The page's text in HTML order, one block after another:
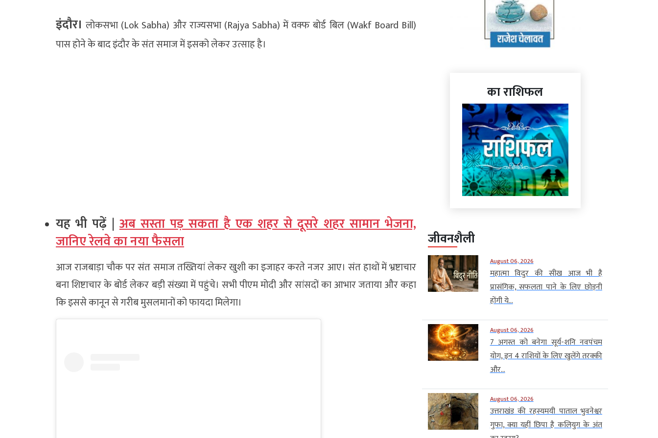
इंदौर। लोकसभा (Lok Sabha) और राज्यसभा (Rajya Sabha) में वक्फ बोर्ड बिल (Wakf Board Bill)
पास होने के बाद इंदौर के संत समाज में इसको लेकर उत्साह है।
यह भी पढ़ें |अब सस्ता पड़ सकता है एक शहर से दूसरे शहर सामान भेजना,
जानिए रेलवे का नया फैसला
आज राजबाड़ा चौक पर संत समाज तख्तियां लेकर खुशी का इजाहर करते नजर आए। संत हाथों में भ्रष्टाचार
बना शिष्टाचार के बोर्ड लेकर बड़ी संख्या में पहुंचे। सभी पीएम मोदी और सांसदों का आभार जताया और कहा
कि इससे कानून से गरीब मुसलमानों को फायदा मिलेगा।
का राशिफल
जीवनशैली
August 06, 2026
महात्मा विदुर की सीख आज भी है
प्रासंगिक, सफलता पाने के लिए छोड़नी
होंगी ये...
August 06, 2026
7 अगस्त को बनेगा सूर्य-शनि नवपंचम
योग, इन 4 राशियों के लिए खुलेंगे तरक्की
और...
August 06, 2026
उत्तराखंड की रहस्यमयी पाताल भुवनेश्वर
गुफा, क्या यहीं छिपा है कलियुग के अंत